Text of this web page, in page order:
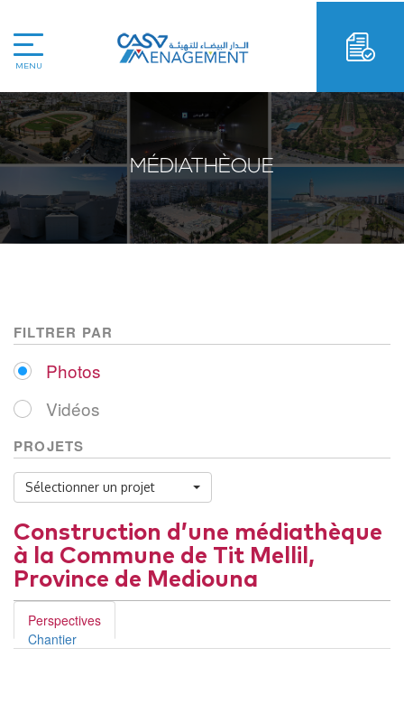
MENU
MÉDIATHÈQUE
FILTRER PAR
Photos
Vidéos
PROJETS
Sélectionner un projet
Construction d’une médiathèque
à la Commune de Tit Mellil,
Province de Mediouna
Perspectives
Chantier